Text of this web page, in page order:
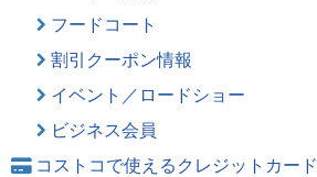
フードコート
割引クーポン情報
イベント／ロードショー
ビジネス会員
コストコで使えるクレジットカード